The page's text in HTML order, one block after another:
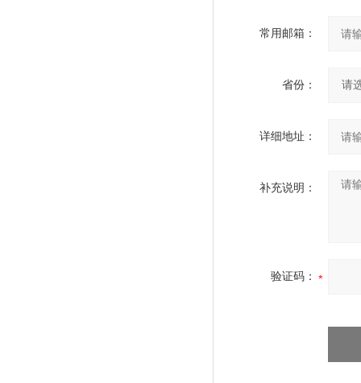
常用邮箱：
省份：
详细地址：
补充说明：
验证码：